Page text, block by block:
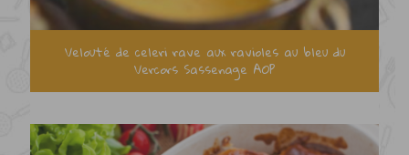
Velouté de celeri rave aux ravioles au bleu du
Vercors Sassenage AOP